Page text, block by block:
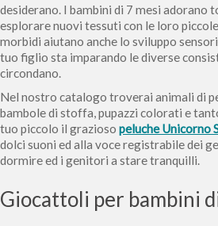
desiderano. I bambini di 7 mesi adorano
esplorare nuovi tessuti con le loro
morbidi aiutano anche lo sviluppo
tuo figlio sta imparando le diverse
circondano.
Nel nostro catalogo troverai animali di
bambole di stoffa, pupazzi colorati e
tuo piccolo il grazioso peluche Unicorno
dolci suoni ed alla voce registrabile dei
dormire ed i genitori a stare tranquilli.
Giocattoli per bambini